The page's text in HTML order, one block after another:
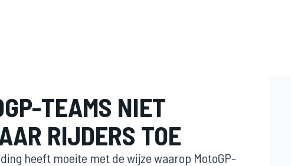
TEAMS NIET
RIJDERS TOE
heeft moeite met de wijze waarop MotoGP-